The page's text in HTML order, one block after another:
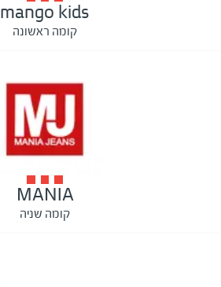
mango kids
קומה ראשונה
MANIA
קומה שניה